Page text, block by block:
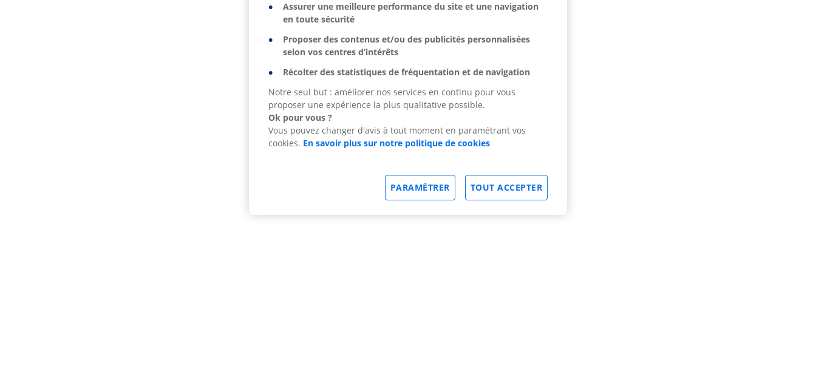
Assurer une meilleure performance du site et une navigation
en toute sécurité
Proposer des contenus et/ou des publicités personnalisées
selon vos centres d’intérêts
Récolter des statistiques de fréquentation et de navigation
Notre seul but : améliorer nos services en continu pour vous
proposer une expérience la plus qualitative possible.
Ok pour vous ?
Vous pouvez changer d'avis à tout moment en paramétrant vos
cookies. En savoir plus sur notre politique de cookies
TOUT ACCEPTER
PARAMÉTRER